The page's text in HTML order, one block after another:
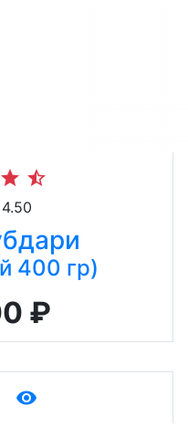
star star_half
400 гр)
₽
remove_red_eye